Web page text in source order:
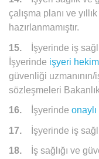
çalışma planı ve
hazırlanmamıştır.
15.
İşyerinde iş
İşyerinde işyeri
güvenliği
sözleşmeleri
16. İşyerinde
17. İşyerinde iş
18.
İş sağlığı ve